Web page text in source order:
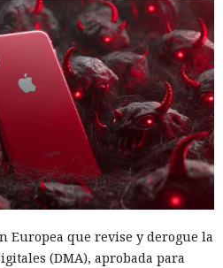
Europea que revise y derogue la
(DMA), aprobada para